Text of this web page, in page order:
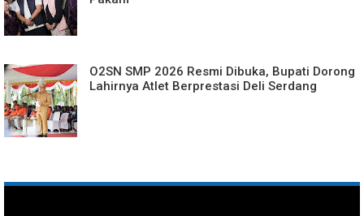
O2SN SMP 2026 Resmi Dibuka, Bupati Dorong
Lahirnya Atlet Berprestasi Deli Serdang